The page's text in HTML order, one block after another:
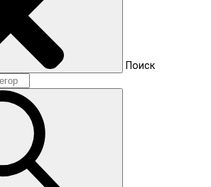
Поиск